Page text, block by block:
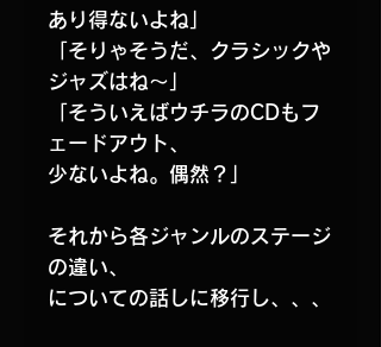
あり得ないよね」
「そりゃそうだ、クラシックや
ジャズはね〜」
「そういえばウチラのCDもフ
ェードアウト、
少ないよね。偶然？」
それから各ジャンルのステージ
の違い、
についての話しに移行し、、、